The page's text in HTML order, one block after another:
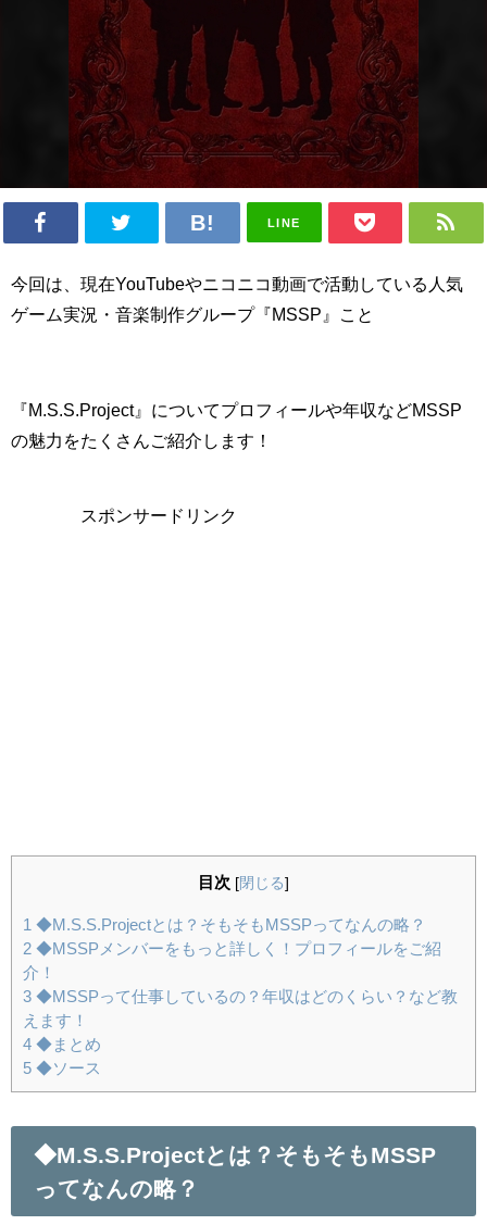
LINE
今回は、現在YouTubeやニコニコ動画で活動している人気
ゲーム実況・音楽制作グループ『MSSP 』こと
『M.S.S.Project』についてプロフィールや年収などMSSP
の魅力をたくさんご紹介します！
スポンサードリンク
目次 [閉じる]
1 ◆M.S.S.Projectとは？そもそもMSSPってなんの略？
2 ◆MSSPメンバーをもっと詳しく！プロフィールをご紹
介！
3 ◆MSSPって仕事しているの？年収はどのくらい？など教
えます！
4 ◆まとめ
5 ◆ソース
◆M.S.S.Projectとは？そもそもMSSP
ってなんの略？